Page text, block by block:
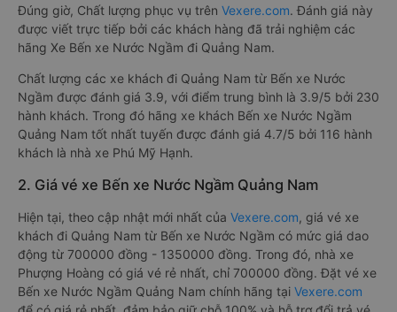
Đúng giờ, Chất lượng phục vụ trên Vexere.com. Đánh giá này
được viết trực tiếp bởi các khách hàng đã trải nghiệm các
hãng Xe Bến xe Nước Ngầm đi Quảng Nam.
Chất lượng các xe khách đi Quảng Nam từ Bến xe Nước
Ngầm được đánh giá 3.9, với điểm trung bình là 3.9/5 bởi 230
hành khách. Trong đó hãng xe khách Bến xe Nước Ngầm
Quảng Nam tốt nhất tuyến được đánh giá 4.7/5 bởi 116 hành
khách là nhà xe Phú Mỹ Hạnh.
2. Giá vé xe Bến xe Nước Ngầm Quảng Nam
Hiện tại, theo cập nhật mới nhất của Vexere.com, giá vé xe
khách đi Quảng Nam từ Bến xe Nước Ngầm có mức giá dao
động từ 700000 đồng - 1350000 đồng. Trong đó, nhà xe
Phượng Hoàng có giá vé rẻ nhất, chỉ 700000 đồng. Đặt vé xe
Bến xe Nước Ngầm Quảng Nam chính hãng tại Vexere.com